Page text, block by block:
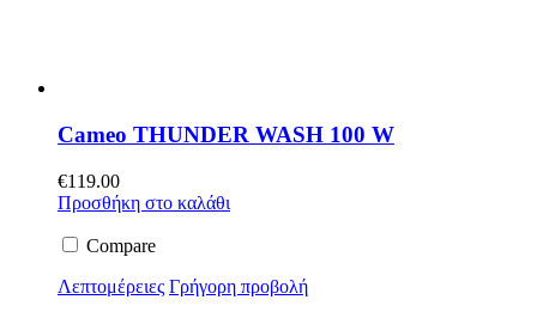
Cameo THUNDER WASH 100 W
€119.00
Προσθήκη στο καλάθι
Compare
Λεπτομέρειες Γρήγορη προβολή